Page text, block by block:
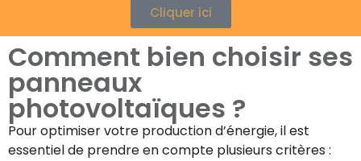
Cliquer ici
Comment bien choisir ses
panneaux
photovoltaïques ?
Pour optimiser votre production d’énergie, il est
essentiel de prendre en compte plusieurs critères :